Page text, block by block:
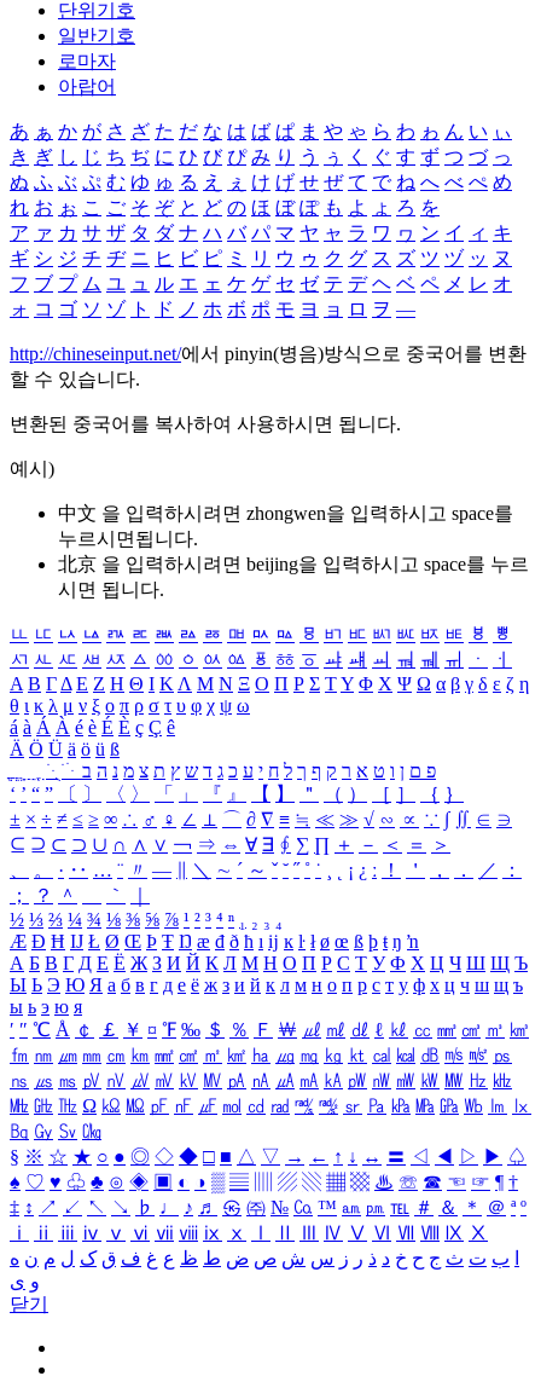
단위기호
일반기호
로마자
아랍어
あ ぁ か が さ ざ た だ な は ば ぱ ま や ゃ ら わ ゎ ん い ぃ
き ぎ し じ ち ぢ に ひ び ぴ み り う ぅ く ぐ す ず つ づ っ
ぬ ふ ぶ ぷ む ゆ ゅ る え ぇ け げ せ ぜ て で ね へ べ ぺ め
れ お ぉ こ ご そ ぞ と ど の ほ ぼ ぽ も よ ょ ろ を
ア ァ カ サ ザ タ ダ ナ ハ バ パ マ ヤ ャ ラ ワ ヮ ン イ ィ キ
ギ シ ジ チ ヂ ニ ヒ ビ ピ ミ リ ウ ゥ ク グ ス ズ ツ ヅ ッ ヌ
フ ブ プ ム ユ ュ ル エ ェ ケ ゲ セ ゼ テ デ ヘ ベ ペ メ レ オ
ォ コ ゴ ソ ゾ ト ド ノ ホ ボ ポ モ ヨ ョ ロ ヲ ―
http://chineseinput.net/에서 pinyin(병음)방식으로 중국어를 변환
할 수 있습니다.
변환된 중국어를 복사하여 사용하시면 됩니다.
예시)
中文 을 입력하시려면 zhongwen을 입력하시고 space를
누르시면됩니다.
北京 을 입력하시려면 beijing을 입력하시고 space를 누르
시면 됩니다.
ㅥ ㅦ ㅧ ㅨ ㅩ ㅪ ㅫ ㅬ ㅭ ㅮ ㅯ ㅰ ㅱ ㅲ ㅳ ㅴ ㅵ ㅶ ㅷ ㅸ
ㅹ
ㅺ ㅻ ㅼ ㅽ ㅾ ㅿ ㆀ ㆁ ㆂ ㆃ ㆄ ㆅ ㆆ ㆇ ㆈ ㆉ ㆊ ㆋ ㆌ ㆍ
ㆎ
Α Β ΓΔ Ε Ζ Η Θ Ι ΚΛ Μ Ν Ξ Ο Π Ρ Σ ΤΥ Φ Χ Ψ Ω α β γ δ ε ζ η
θ ι κ λ μ ν ξ ο π ρ σ τ υ φ χ ψ ω
á à Á À é è É È ç Ç ê
Ä Ö Ü ä ö ü ß
ִֶֹ ֻּ ׁׂ פ ם ן ו ט א ר ק ף ך ל ח י ע כ ג ד ש ץ ת צ מ נ ה ב
‘ ’ “ ” 〔 〕 〈 〉 「 」 『 』 【 】 ＂ （ ） ［ ］ ｛ ｝
± × ÷ ≠ ≤ ≥ ∞ ∴ ♂ ♀ ∠ ⊥ ⌒ ∂ ∇ ≡ ≒ ≪ ≫ √ ∽ ∝ ∵ ∫ ∬ ∈ ∋
⊆ ⊇ ⊂ ⊃ ∪ ∩ ∧ ∨ ￢ ⇒ ⇔ ∀ ∃ ∮ ∑ ∏ ＋ － ＜ ＝
＞
、
。 · ‥ … ¨ 〃 ― ＼ ∼ ´ ～ ˇ ˘ ˝ ˚ ˙ ¸ ¡ ¿ ː ！ ＇ ， ． ／
：
；
？ ＾ ｀
½ ⅓ ⅔ ¼ ¾ ⅛ ⅜ ⅝ ⅞ ¹ ² ³ ⁴ ⁿ ₁ ₂ ₃ ₄
Æ Ð Ħ Ĳ Ł Ø Œ Þ Ŧ Ŋ æ đ ð ħ ı ĳ ĸ ŀ ł ø œ ß þ ŧ ŋ ŉ
А Б В Г Д Е Ё Ж З И Й К Л М Н О П Р С Т У Ф Х Ц Ч Ш Щ Ъ
Ы Ь Э Ю Я а б в г д е ё ж з и й к л м н о п р с т у ф х ц ч ш щ ъ
ы ь э ю я
′ ″ ℃ Å ￠ ￡ ￥ ¤ ℉ ‰ ＄ ％ Ｆ ￦ ㎕ ㎖ ㎗ ℓ ㎘ ㏄ ㎣ ㎤ ㎥ ㎦
㎙ ㎚ ㎛ ㎜ ㎝ ㎞ ㎟ ㎠ ㎡ ㎢ ㏊ ㎍ ㎎ ㎏ ㏏ ㎈ ㎉ ㏈ ㎧ ㎨ ㎰
㎱ ㎲ ㎳ ㎴ ㎵ ㎶ ㎷ ㎸ ㎹ ㎀ ㎁ ㎂ ㎃ ㎄ ㎺ ㎻ ㎽ ㎾ ㎿ ㎐ ㎑
㎒ ㎓ ㎔ Ω ㏀ ㏁ ㎊ ㎋ ㎌ ㏖ ㏅ ㎭ ㎮ ㎯ ㏛ ㎩ ㎪ ㎫ ㎬ ㏝ ㏐
㏓
㏃ ㏉ ㏜ ㏆
§ ※ ☆ ★ ○ ● ◎ ◇ ◆ □ ■ △ ▽ → ← ↑ ↓ ↔ 〓 ◁ ◀ ▷ ▶ ♤
♠ ♡ ♥ ♧ ♣ ⊙ ◈ ▣ ◐ ◑ ▒ ▤ ▨ ▧ ▦ ▩ ♨ ☏ ☎ ☜ ☞ ¶ †
‡ ↕ ↗ ↙ ↖ ↘ ♭ ♩ ♪ ♬ ㉿ ㈜ № ㏇ ™ ㏂ ㏘ ℡ ＃ ＆ ＊ ＠ ª º
ⅰ
ⅱ ⅲ ⅳ ⅴ ⅵ ⅶ ⅷ ⅸ ⅹ Ⅳ Ⅴ Ⅵ Ⅶ Ⅷ Ⅸ Ⅹ
ب ت ث ج ح خ د ذ ر ز س ش ص ض ط ظ ع غ ف ق ک ل م ن ه
و ی
닫기